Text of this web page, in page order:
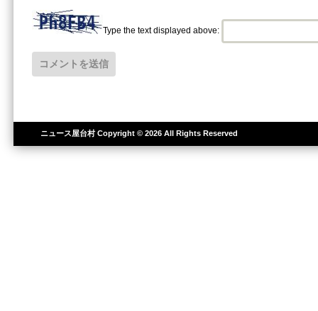
Type the text displayed above:
ニュース屋台村Copyright © 2026 All Rights Reserved